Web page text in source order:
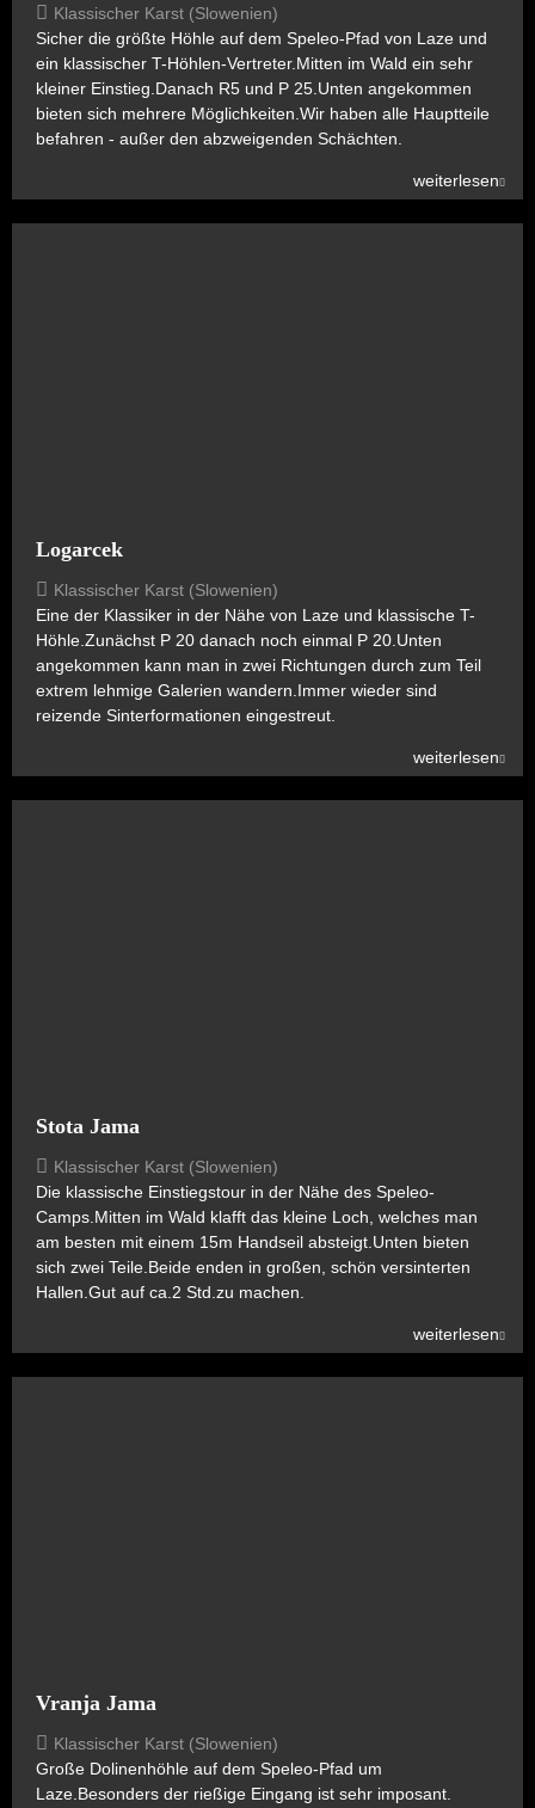
Klassischer Karst (Slowenien)
Sicher die größte Höhle auf dem Speleo-Pfad von Laze und
ein klassischer T-Höhlen-Vertreter.Mitten im Wald ein sehr
kleiner Einstieg.Danach R5 und P 25.Unten angekommen
bieten sich mehrere Möglichkeiten.Wir haben alle Hauptteile
befahren - außer den abzweigenden Schächten.
weiterlesen
Logarcek
Klassischer Karst (Slowenien)
Eine der Klassiker in der Nähe von Laze und klassische T-
Höhle.Zunächst P 20 danach noch einmal P 20.Unten
angekommen kann man in zwei Richtungen durch zum Teil
extrem lehmige Galerien wandern.Immer wieder sind
reizende Sinterformationen eingestreut.
weiterlesen
Stota Jama
Klassischer Karst (Slowenien)
Die klassische Einstiegstour in der Nähe des Speleo-
Camps.Mitten im Wald klafft das kleine Loch, welches man
am besten mit einem 15m Handseil absteigt.Unten bieten
sich zwei Teile.Beide enden in großen, schön versinterten
Hallen.Gut auf ca.2 Std.zu machen.
weiterlesen
Vranja Jama
Klassischer Karst (Slowenien)
Große Dolinenhöhle auf dem Speleo-Pfad um
Laze.Besonders der rießige Eingang ist sehr imposant.